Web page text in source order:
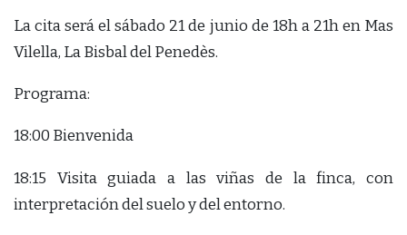
La cita será el sábado 21 de junio de 18h a 21h en Mas
Vilella, La Bisbal del Penedès.
Programa:
18:00 Bienvenida
18:15 Visita guiada a las viñas de la finca, con
interpretación del suelo y del entorno.